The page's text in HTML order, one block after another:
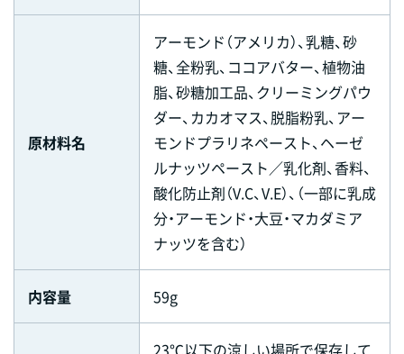
原材料名
アーモンド（アメリカ）、乳糖、砂
糖、全粉乳、ココアバター、植物油
脂、砂糖加工品、クリーミングパウ
ダー、カカオマス、脱脂粉乳、アー
モンドプラリネペースト、ヘーゼ
ルナッツペースト／乳化剤、香料、
酸化防止剤（V.C、V.E）、（一部に乳成
分・アーモンド・大豆・マカダミア
ナッツを含む）
内容量 59g
23℃以下の涼しい場所で保存して